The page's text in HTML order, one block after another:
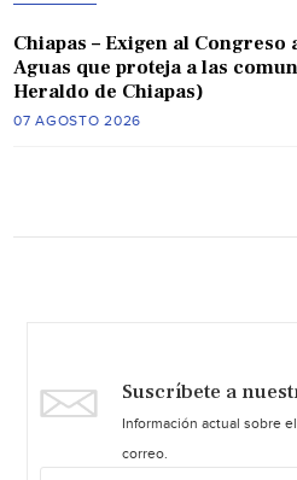
Chiapas – Exigen al
Aguas que proteja a las
Heraldo de Chiapas)
07 AGOSTO 2026
Suscríbete a
Información actual sobre
correo.